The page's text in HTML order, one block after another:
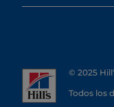
© 2025
Todos los